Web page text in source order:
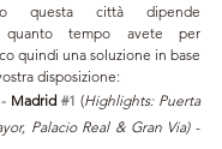
questa città dipende
quanto tempo avete per
quindi una soluzione in base
disposizione:
Madrid #1 (Highlights: Puerta
Palacio Real & Gran Via)